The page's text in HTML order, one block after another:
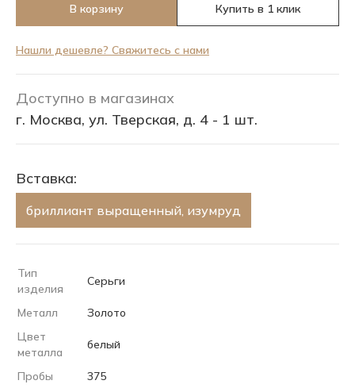
В корзину Купить в 1 клик
Нашли дешевле? Свяжитесь с нами
Доступно в магазинах
г. Москва, ул. Тверская, д. 4 - 1 шт.
Вставка:
бриллиант выращенный, изумруд
Тип
изделия
Серьги
Металл
Золото
Цвет
металла
белый
Пробы
375